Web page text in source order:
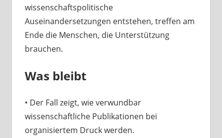
wissenschaftspolitische
Auseinandersetzungen entstehen, treffen am
Ende die Menschen, die Unterstützung
brauchen.
Was bleibt
• Der Fall zeigt, wie verwundbar
wissenschaftliche Publikationen bei
organisiertem Druck werden.